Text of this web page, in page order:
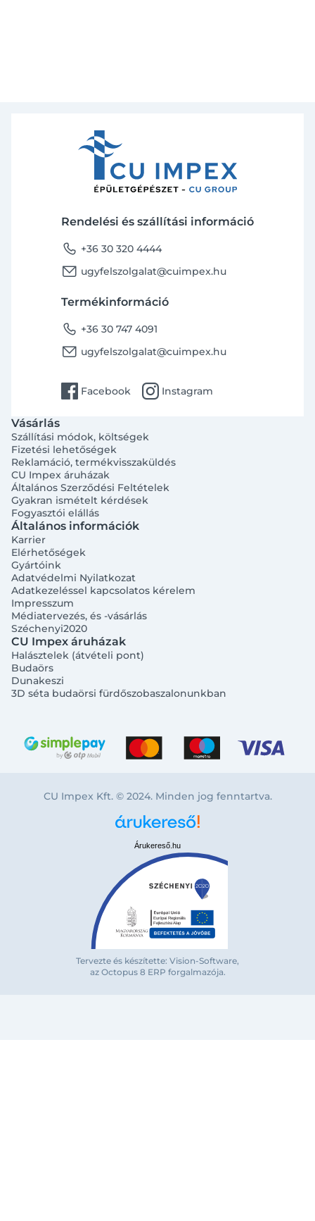
Rendelési és szállítási információ
phone +36 30 320 4444
email ugyfelszolgalat@cuimpex.hu
Termékinformáció
phone +36 30 747 4091
email ugyfelszolgalat@cuimpex.hu
facebook Facebook instagram Instagram
Vásárlás
Szállítási módok, költségek
Fizetési lehetőségek
Reklamáció, termékvisszaküldés
CU Impex áruházak
Általános Szerződési Feltételek
Gyakran ismételt kérdések
Fogyasztói elállás
Általános információk
Karrier
Elérhetőségek
Gyártóink
Adatvédelmi Nyilatkozat
Adatkezeléssel kapcsolatos kérelem
Impresszum
Médiatervezés, és -vásárlás
Széchenyi2020
CU Impex áruházak
Halásztelek (átvételi pont)
Budaörs
Dunakeszi
3D séta budaörsi fürdőszobaszalonunkban
CU Impex Kft. © 2024. Minden jog fenntartva.
Árukereső.hu
Tervezte és készítette: Vision-Software,
az Octopus 8 ERP forgalmazója.